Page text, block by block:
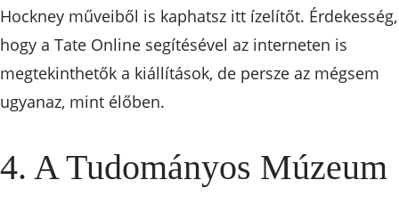
Hockney műveiből is kaphatsz itt ízelítőt. Érdekesség,
hogy a Tate Online segítésével az interneten is
megtekinthetők a kiállítások, de persze az mégsem
ugyanaz, mint élőben.
4. A Tudományos Múzeum